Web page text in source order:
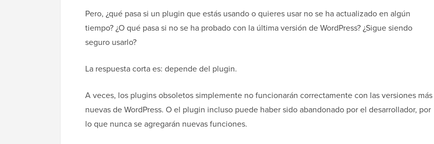
Pero, ¿qué pasa si un plugin que estás usando o quieres usar no se ha actualizado en algún
tiempo? ¿O qué pasa si no se ha probado con la última versión de WordPress? ¿Sigue siendo
seguro usarlo?
La respuesta corta es: depende del plugin.
A veces, los plugins obsoletos simplemente no funcionarán correctamente con las versiones más
nuevas de WordPress. O el plugin incluso puede haber sido abandonado por el desarrollador, por
lo que nunca se agregarán nuevas funciones.